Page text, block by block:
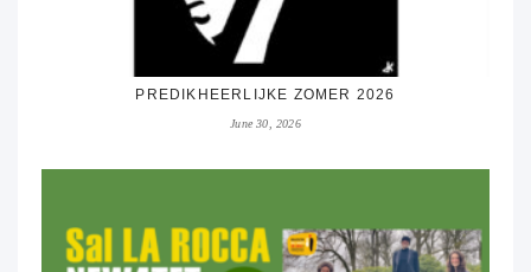
PREDIKHEERLIJKE ZOMER 2026
June 30, 2026